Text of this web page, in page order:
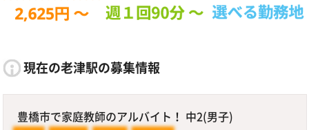
現在の老津駅の募集情報
豊橋市で家庭教師のアルバイト！ 中2(男子)